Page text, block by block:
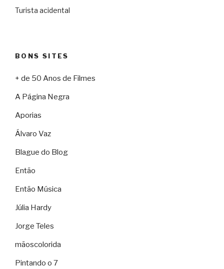
Turista acidental
BONS SITES
+ de 50 Anos de Filmes
A Página Negra
Aporias
Álvaro Vaz
Blague do Blog
Então
Então Música
Júlia Hardy
Jorge Teles
mãoscolorida
Pintando o 7